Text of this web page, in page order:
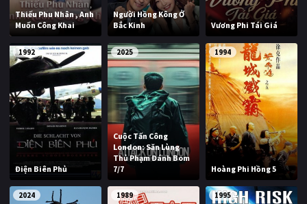
Thiếu Phu Nhân , Anh
Muốn Công Khai
Người Hồng Kông Ở
Bắc Kinh
Vương Phi Tái Giá
1992
Điện Biên Phủ
2025
Cuộc Tấn Công
London: Săn Lùng
Thủ Phạm Đánh Bom
7/7
1994
Hoàng Phi Hồng 5
2024 1989 1995